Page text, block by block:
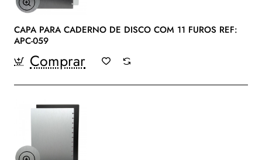
CAPA PARA CADERNO DE DISCO COM 11 FUROS REF:
APC-059
Comprar